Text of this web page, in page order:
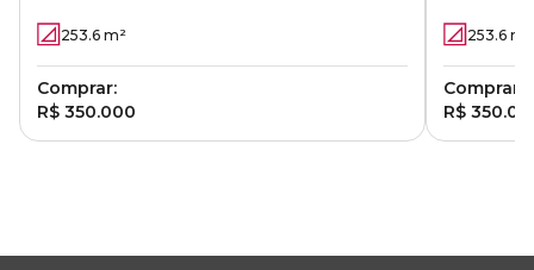
253.6 m²
Comprar:
R$ 350.000
253.6 m²
Comprar:
R$